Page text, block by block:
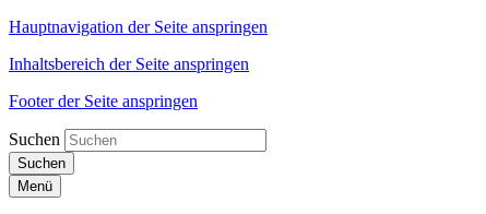
Hauptnavigation der Seite anspringen
Inhaltsbereich der Seite anspringen
Footer der Seite anspringen
Suchen
Suchen
Menü